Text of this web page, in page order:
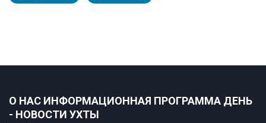
О НАС ИНФОРМАЦИОННАЯ ПРОГРАММА ДЕНЬ
- НОВОСТИ УХТЫ